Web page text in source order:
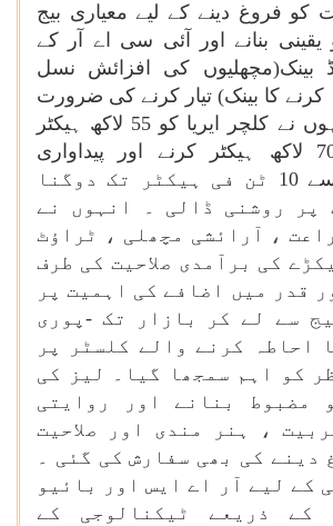
کو فروغ دینے کے لیے معیاری بیج
بنانے اور آئی سی اے آر کے
بینک(مچھلیوں کی افزائش نسل
کرنے کا بینک) تیار کرنے کی ضرورت
پر زور دیا ۔ انہوں نے کلچر ایریا کو 55 لاکھ ہیکٹر
سے بڑھا کر 70 لاکھ ہیکٹر کرنے اور پیداواری
صلاحیت کو 5 سے 10 ٹن فی ہیکٹر تک دوگنا
پر روشنی ڈالی ۔ انہوں نے
، آرائشی مچھلی ، ٹراؤٹ
کی برآمدی صلاحیت کی طرف
قدر میں اضافے کی اہمیت پر
سے لے کر بازار تک -پوری
احاطہ کرنے والے کلسٹر پر
کو اہم سمجھا گیا۔ لیز کی
مضبوط بنانے اور روایتی
، ہنر مندی اور صلاحیت
دینے کی بھی سفارش کی گئی ۔
کے لیے آر اے ایس اور بائیو
کے ذریعے ٹیکنالوجی کے